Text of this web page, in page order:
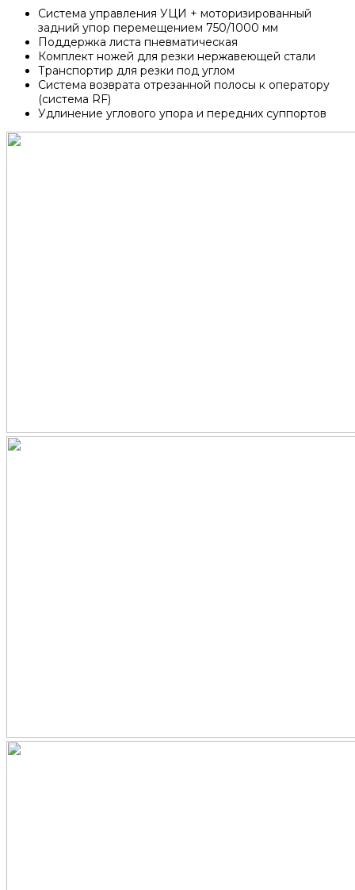
Система управления УЦИ + моторизированный
задний упор перемещением 750/1000 мм
Поддержка листа пневматическая
Комплект ножей для резки нержавеющей стали
Транспортир для резки под углом
Система возврата отрезанной полосы к оператору
(система RF)
Удлинение углового упора и передних суппортов